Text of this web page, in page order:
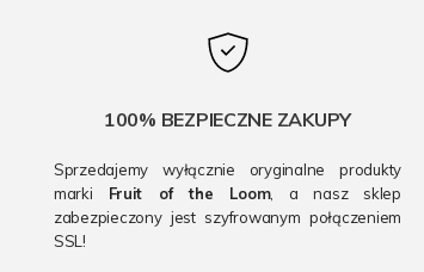
100% BEZPIECZNE ZAKUPY
Sprzedajemy wyłącznie oryginalne produkty
marki Fruit of the Loom, a nasz sklep
zabezpieczony jest szyfrowanym połączeniem
SSL!